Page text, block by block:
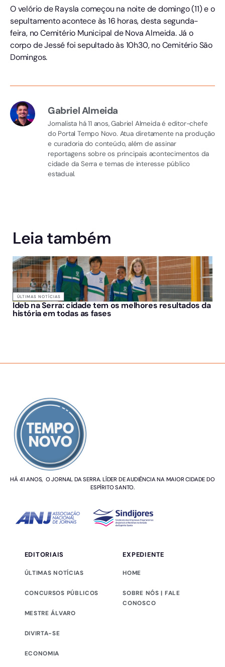
O velório de Raysla começou na noite de domingo (11) e o
sepultamento acontece às 16 horas, desta segunda-
feira, no Cemitério Municipal de Nova Almeida. Já o
corpo de Jessé foi sepultado às 10h30, no Cemitério São
Domingos.
Gabriel Almeida
Jornalista há 11 anos, Gabriel Almeida é editor-chefe
do Portal Tempo Novo. Atua diretamente na produção
e curadoria do conteúdo, além de assinar
reportagens sobre os principais acontecimentos da
cidade da Serra e temas de interesse público
estadual.
Leia também
ÚLTIMAS NOTÍCIAS
Ideb na Serra: cidade tem os melhores resultados da
história em todas as fases
HÁ 41 ANOS, O JORNAL DA SERRA. LÍDER DE AUDIÊNCIA NA MAIOR CIDADE DO
ESPÍRITO SANTO.
EDITORIAIS
ÚLTIMAS NOTÍCIAS
CONCURSOS PÚBLICOS
MESTRE ÁLVARO
DIVIRTA-SE
ECONOMIA
EXPEDIENTE
HOME
SOBRE NÓS | FALE
CONOSCO